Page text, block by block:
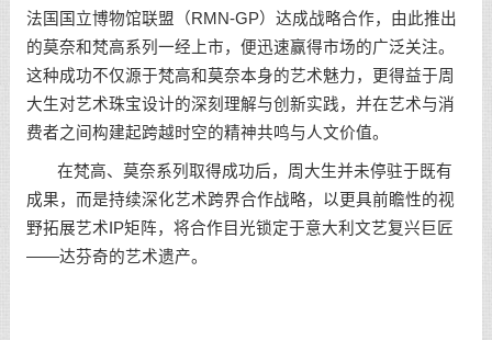
法国国立博物馆联盟（RMN-GP）达成战略合作，由此推出
的莫奈和梵高系列一经上市，便迅速赢得市场的广泛关注。
这种成功不仅源于梵高和莫奈本身的艺术魅力，更得益于周
大生对艺术珠宝设计的深刻理解与创新实践，并在艺术与消
费者之间构建起跨越时空的精神共鸣与人文价值。
在梵高、莫奈系列取得成功后，周大生并未停驻于既有
成果，而是持续深化艺术跨界合作战略，以更具前瞻性的视
野拓展艺术IP矩阵，将合作目光锁定于意大利文艺复兴巨匠
——达芬奇的艺术遗产。